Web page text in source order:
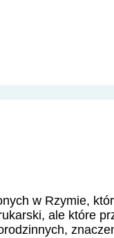
w Rzymie,
ale które